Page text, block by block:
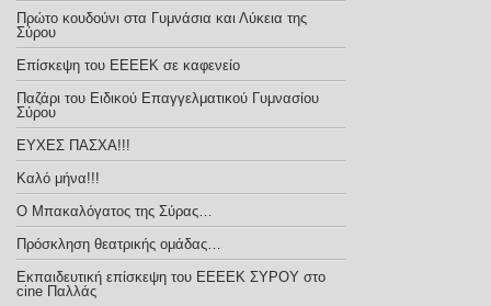
Πρώτο κουδούνι στα Γυμνάσια και Λύκεια της
Σύρου
Επίσκεψη του ΕΕΕΕΚ σε καφενείο
Παζάρι του Ειδικού Επαγγελματικού Γυμνασίου
Σύρου
ΕΥΧΕΣ ΠΑΣΧΑ!!!
Καλό μήνα!!!
Ο Μπακαλόγατος της Σύρας…
Πρόσκληση θεατρικής ομάδας…
Εκπαιδευτική επίσκεψη του ΕΕΕΕΚ ΣΥΡΟΥ στο
cine Παλλάς